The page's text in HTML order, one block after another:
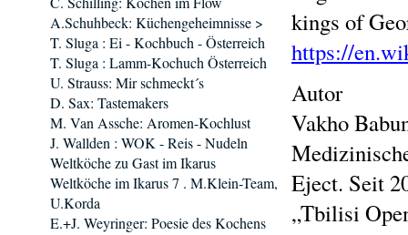
kings of
https://
Autor
Vakho
Eject. Seit
„Tbilisi
A.Schuhbeck: Küchengeheimnisse >
T. Sluga : Ei - Kochbuch - Österreich
T. Sluga : Lamm-Kochuch Österreich
U. Strauss: Mir schmeckt´s
D. Sax: Tastemakers
M. Van Assche: Aromen-Kochlust
J. Wallden : WOK - Reis - Nudeln
Weltköche zu Gast im Ikarus
Weltköche im Ikarus 7 . M.Klein-Team,
U.Korda
E.+J. Weyringer: Poesie des Kochens